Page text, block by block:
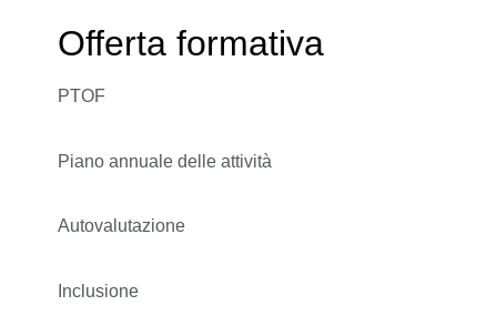
Offerta formativa
PTOF
Piano annuale delle attività
Autovalutazione
Inclusione